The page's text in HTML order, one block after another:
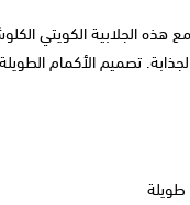
هذه الجلابية الكويتي
تصميم الأكمام